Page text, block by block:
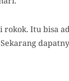
rokok. Itu bisa